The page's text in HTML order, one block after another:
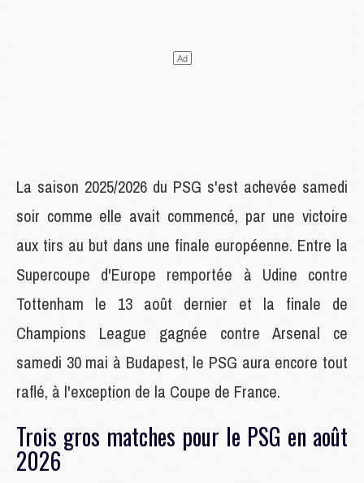
La saison 2025/2026 du PSG s'est achevée samedi
soir comme elle avait commencé, par une victoire
aux tirs au but dans une finale européenne. Entre la
Supercoupe d'Europe remportée à Udine contre
Tottenham le 13 août dernier et la finale de
Champions League gagnée contre Arsenal ce
samedi 30 mai à Budapest, le PSG aura encore tout
raflé, à l'exception de la Coupe de France.
Trois gros matches pour le PSG en août
2026